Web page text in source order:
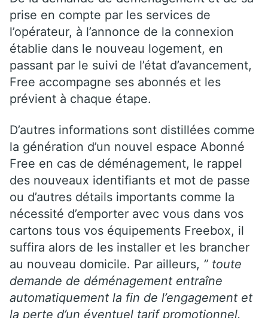
prise en compte par les services de
l’opérateur, à l’annonce de la connexion
établie dans le nouveau logement, en
passant par le suivi de l’état d’avancement,
Free accompagne ses abonnés et les
prévient à chaque étape.
D’autres informations sont distillées comme
la génération d’un nouvel espace Abonné
Free en cas de déménagement, le rappel
des nouveaux identifiants et mot de passe
ou d’autres détails importants comme la
nécessité d’emporter avec vous dans vos
cartons tous vos équipements Freebox, il
suffira alors de les installer et les brancher
au nouveau domicile. Par ailleurs, ” toute
demande de déménagement entraîne
automatiquement la fin de l’engagement et
la perte d’un éventuel tarif promotionnel.